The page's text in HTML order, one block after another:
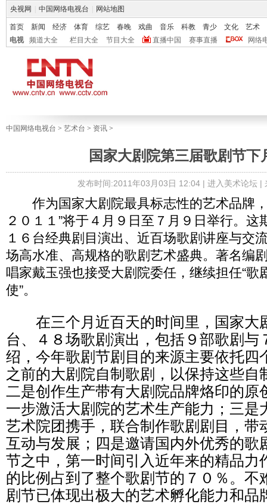
央视网 中国网络电视台 网站地图
首页 新闻 经济 体育 综艺 春晚 戏曲 音乐 科教 青少 文化
艺术
电视
频道大全 栏目大全 节目大全 直播中国 赛事直播 网络
中国网络电视台 > 艺术台 > 资讯 >
国家大剧院第三届歌剧节下
发布时间:2011年03月03日 12:04 | 进入美术论坛|
作为国家大剧院最具标志性的艺术品牌，
２０１１”将于４月９日至７月９日举行。这
１６台经典剧目演出、近百场歌剧讲座与交
场高水准、高规格的歌剧艺术盛典。著名编
唱家戴玉强也接受大剧院委任，继续担任“歌
使”。
在三个月近百天的时间里，国家大
台、４８场歌剧演出，包括９部歌剧与
绍，今年歌剧节剧目的来源主要依托四
之前的大剧院自制歌剧，以保持这些自
二是创作生产带有大剧院品牌烙印的原
一步激活大剧院的艺术生产能力；三是
艺术院团携手，联合制作歌剧剧目，带
互动与发展；四是邀请国内外优秀的歌
节之中，第一时间引入近年来的精品力
的比例占到了整个歌剧节的７０％。不
剧节已体现出极大的艺术孵化能力和品